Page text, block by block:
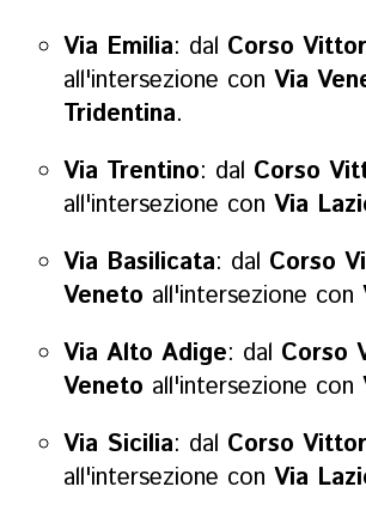
Via Emilia: dal Corso
all'intersezione con Via
Tridentina.
Via Trentino: dal Corso
all'intersezione con Via
Via Basilicata: dal Corso
Veneto all'intersezione con
Via Alto Adige: dal Corso
Veneto all'intersezione con
Via Sicilia: dal Corso
all'intersezione con Via